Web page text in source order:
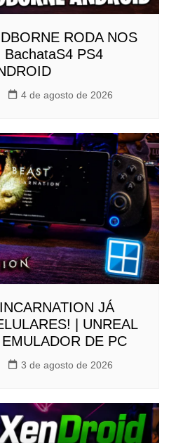
RODA NOS
BachataS4 PS4
4 de agosto de 2026
JÁ
| UNREAL
DE PC
3 de agosto de 2026